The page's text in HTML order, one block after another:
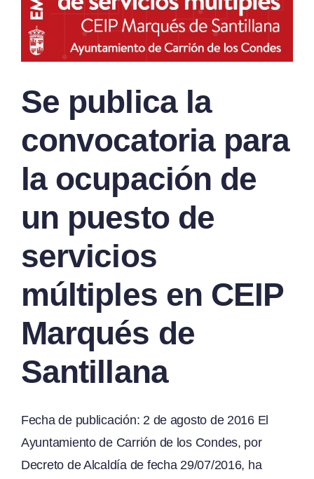
Se publica la
convocatoria para
la ocupación de
un puesto de
servicios
múltiples en CEIP
Marqués de
Santillana
Fecha de publicación: 2 de agosto de 2016 El
Ayuntamiento de Carrión de los Condes, por
Decreto de Alcaldía de fecha 29/07/2016, ha